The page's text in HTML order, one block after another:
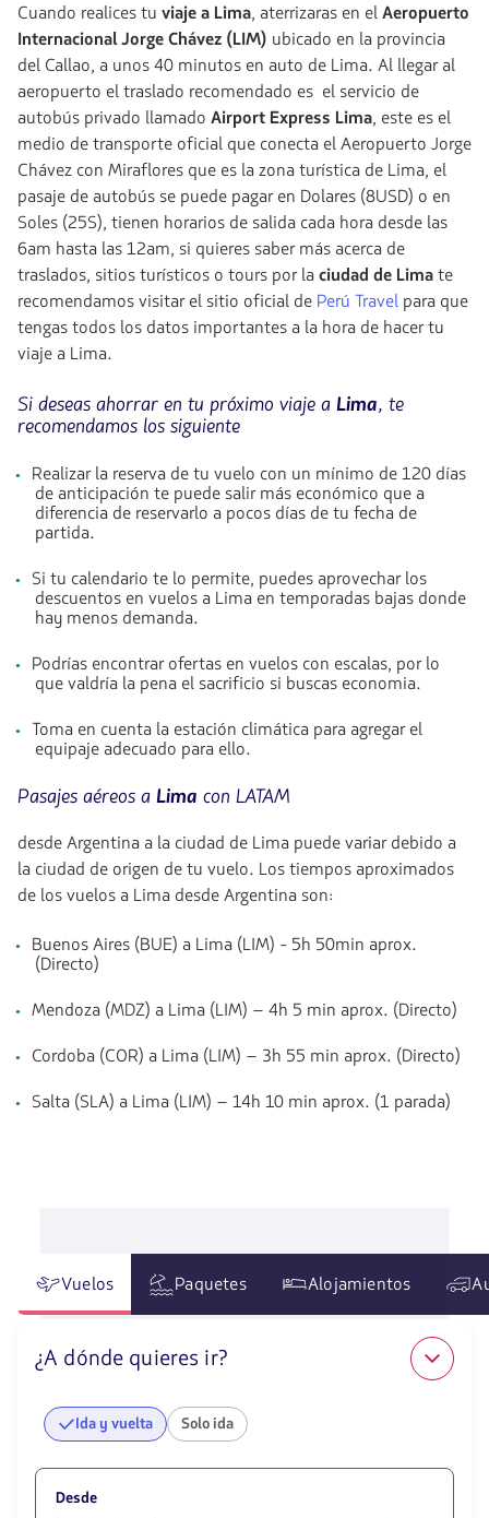
Cuando realices tu viaje a Lima, aterrizaras en elAeropuerto
Internacional Jorge Chávez (LIM) ubicado en la provincia
del Callao, a unos 40 minutos en auto de Lima. Al llegar al
aeropuerto el traslado recomendado es el servicio de
autobús privado llamado Airport Express Lima, este es el
medio de transporte oficial que conecta el Aeropuerto Jorge
Chávez con Miraflores que es la zona turística de Lima, el
pasaje de autobús se puede pagar en Dolares (8USD) o en
Soles (25S), tienen horarios de salida cada hora desde las
6am hasta las 12am, si quieres saber más acerca de
traslados, sitios turísticos o tours por laciudad de Limate
recomendamos visitar el sitio oficial de Perú Travel para que
tengas todos los datos importantes a la hora de hacer tu
viaje a Lima.
Si deseas ahorrar en tu próximo viaje a Lima, te
recomendamos los siguiente
Realizar la reserva de tu vuelo con un mínimo de 120 días
de anticipación te puede salir más económico que a
diferencia de reservarlo a pocos días de tu fecha de
partida.
Si tu calendario te lo permite, puedes aprovechar los
descuentos en vuelos a Lima en temporadas bajas donde
hay menos demanda.
Podrías encontrar ofertas en vuelos con escalas, por lo
que valdría la pena el sacrificio si buscas economia.
Toma en cuenta la estación climática para agregar el
equipaje adecuado para ello.
Pasajes aéreos a Lima con LATAM
desde Argentina a la ciudad de Lima puede variar debido a
la ciudad de origen de tu vuelo. Los tiempos aproximados
de los vuelos a Lima desde Argentina son:
Buenos Aires (BUE) a Lima (LIM) - 5h 50min aprox.
(Directo)
Mendoza (MDZ) a Lima (LIM) – 4h 5 min aprox. (Directo)
Cordoba (COR) a Lima (LIM) – 3h 55 min aprox. (Directo)
Salta (SLA) a Lima (LIM) – 14h 10 min aprox. (1 parada)
Vuelos Paquetes Alojamientos
¿A dónde quieres ir?
Ida y vuelta Solo ida
Desde